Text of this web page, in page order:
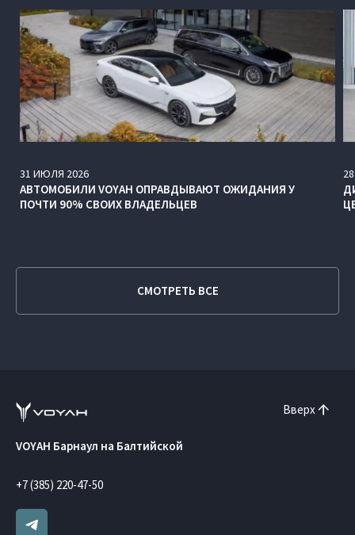
31 ИЮЛЯ 2026
АВТОМОБИЛИ VOYAH ОПРАВДЫВАЮТ ОЖИДАНИЯ У
ПОЧТИ 90% СВОИХ ВЛАДЕЛЬЦЕВ
28
СМОТРЕТЬ ВСЕ
Вверх
VOYAH Барнаул на Балтийской
+7 (385) 220-47-50